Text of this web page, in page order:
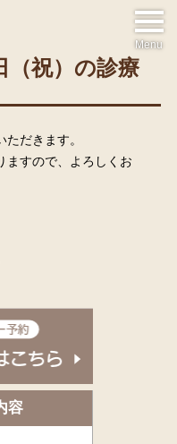
Menu
（祝）の診療
だきます。
ますので、よろしくお
容